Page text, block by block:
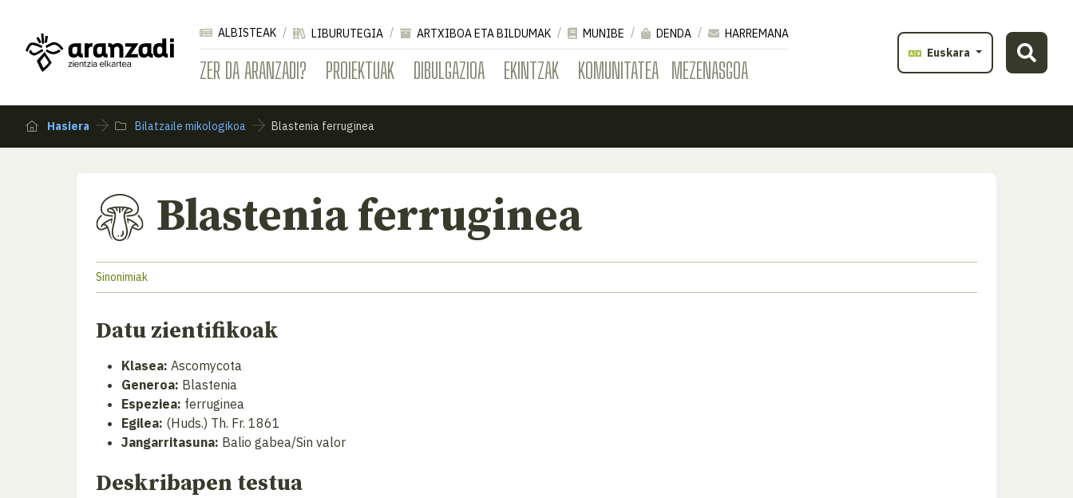
ZER DA ARANZADI? PROIEKTUAK DIBULGAZIOA EKINTZAK KOMUNITATEA MEZENASGOA
ALBISTEAK LIBURUTEGIA ARTXIBOA ETA BILDUMAK MUNIBE DENDA
HARREMANA
Euskara
Hasiera Bilatzaile mikologikoa Blastenia ferruginea
Blastenia ferruginea
Sinonimiak
Datu zientifikoak
Klasea: Ascomycota
Generoa: Blastenia
Espeziea: ferruginea
Egilea: (Huds.) Th. Fr. 1861
Jangarritasuna: Balio gabea/Sin valor
Deskribapen testua